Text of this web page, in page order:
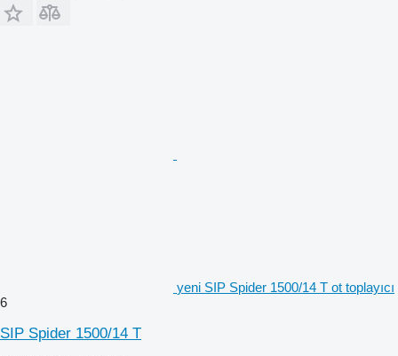
yeni SIP Spider 1500/14 T ot toplayıcı
6
SIP Spider 1500/14 T